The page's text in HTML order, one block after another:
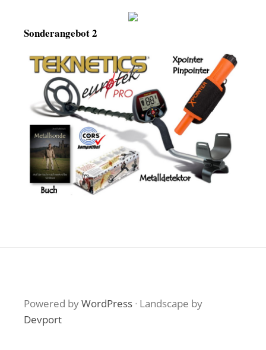
Sonderangebot 2
Powered byWordPress · Landscape by
Devport